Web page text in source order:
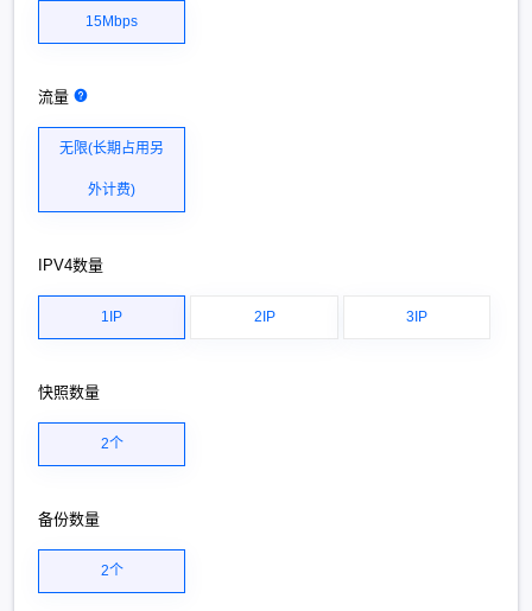
15Mbps
流量
无限(长期占用另
外计费)
IPV4数量
1IP 2IP 3IP
快照数量
2个
备份数量
2个